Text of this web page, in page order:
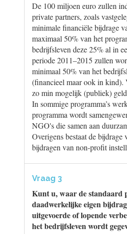
De 100 miljoen euro zullen
private partners, zoals
minimale financiële bijdrage
maximaal 50% van het
bedrijfsleven deze 25% al in
periode 2011–2015 zullen
minimaal 50% van het
(financieel maar ook in kind).
zo min mogelijk (publiek)
In sommige programma’s
programma wordt
NGO's die samen aan
Overigens bestaat de
bijdragen van non-profit
Vraag 3
Kunt u, waar de standaard
daadwerkelijke eigen
uitgevoerde of lopende
het bedrijfsleven wordt